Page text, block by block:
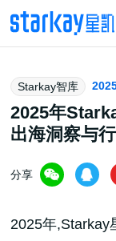
头部
技术
Starkay智库
2025年
出海洞察与
分享
2025年,Starkay